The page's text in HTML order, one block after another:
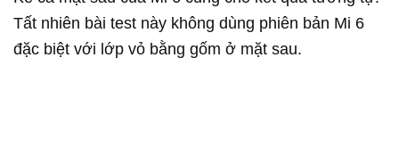
Tất nhiên bài test này không dùng phiên bản Mi 6
đặc biệt với lớp vỏ bằng gốm ở mặt sau.